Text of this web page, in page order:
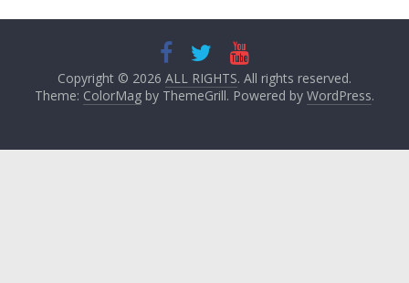
Copyright © 2026 ALL RIGHTS. All rights reserved.
Theme: ColorMagby ThemeGrill. Powered by WordPress.